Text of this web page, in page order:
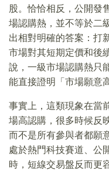
股。恰恰相反，公開發
場認購熱，並不等於二
出相對明確的答案：打
市場對其短期定價和後
說，一級市場認購熱只
能直接證明「市場願意
事實上，這類現象在當
場高認購，很多時候反
而不是所有參與者都願
處於熱門科技賽道、公
時，短線交易盤反而更